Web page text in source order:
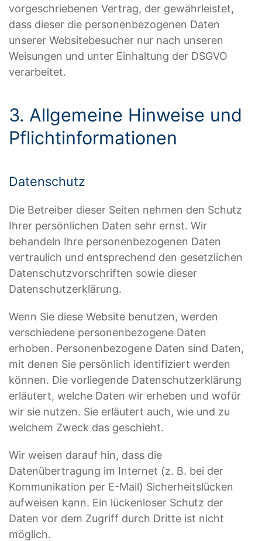
vorgeschriebenen Vertrag, der gewährleistet,
dass dieser die personenbezogenen Daten
unserer Websitebesucher nur nach unseren
Weisungen und unter Einhaltung der DSGVO
verarbeitet.
3. Allgemeine Hinweise und
Pflicht­informationen
Datenschutz
Die Betreiber dieser Seiten nehmen den Schutz
Ihrer persönlichen Daten sehr ernst. Wir
behandeln Ihre personenbezogenen Daten
vertraulich und entsprechend den gesetzlichen
Datenschutzvorschriften sowie dieser
Datenschutzerklärung.
Wenn Sie diese Website benutzen, werden
verschiedene personenbezogene Daten
erhoben. Personenbezogene Daten sind Daten,
mit denen Sie persönlich identifiziert werden
können. Die vorliegende Datenschutzerklärung
erläutert, welche Daten wir erheben und wofür
wir sie nutzen. Sie erläutert auch, wie und zu
welchem Zweck das geschieht.
Wir weisen darauf hin, dass die
Datenübertragung im Internet (z. B. bei der
Kommunikation per E-Mail) Sicherheitslücken
aufweisen kann. Ein lückenloser Schutz der
Daten vor dem Zugriff durch Dritte ist nicht
möglich.